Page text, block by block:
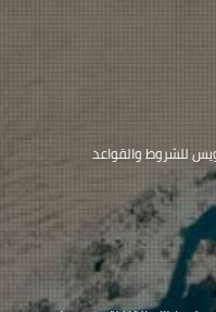
للشروط والقواعد